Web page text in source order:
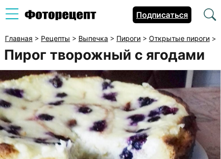
Подписаться
Главная > Рецепты > Выпечка > Пироги > Открытые пироги >
Пирог творожный с ягодами